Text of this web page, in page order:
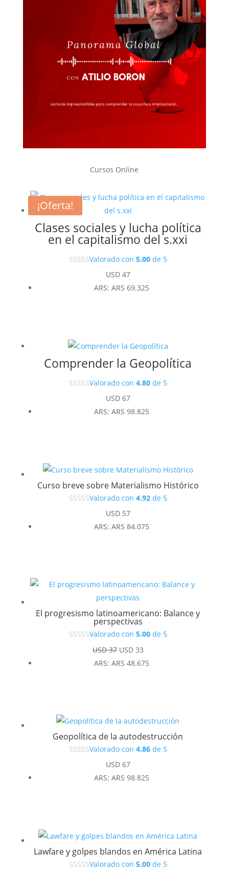
Cursos Online
Clases sociales y lucha política
en el capitalismo del s.xxi
Valorado con 5.00de 5
USD47
ARS: ARS 69.325
Comprender la Geopolítica
Valorado con 4.80de 5
USD67
ARS: ARS 98.825
Curso breve sobre Materialismo Histórico
Valorado con 4.92de 5
USD57
ARS: ARS 84.075
¡Oferta!
El progresismo latinoamericano: Balance y
perspectivas
Valorado con 5.00de 5
USD37 El
precio
USD33El
precio
ARS: ARS 48.675
Geopolítica de la autodestrucción
Valorado con 4.86de 5
USD67
ARS: ARS 98.825
Lawfare y golpes blandos en América Latina
Valorado con 5.00de 5